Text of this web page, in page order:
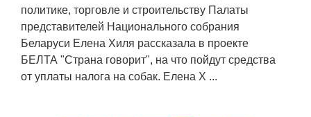
политике, торговле и строительству Палаты
представителей Национального собрания
Беларуси Елена Хиля рассказала в проекте
БЕЛТА "Страна говорит", на что пойдут средства
от уплаты налога на собак. Елена Х ...